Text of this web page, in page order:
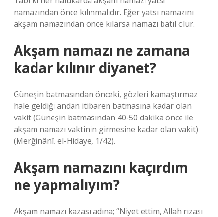
namazından önce kılınmalıdır. Eğer yatsı namazını
akşam namazından önce kılarsa namazı batıl olur.
Akşam namazı ne zamana
kadar kılınır diyanet?
Güneşin batmasından önceki, gözleri kamaştırmaz
hale geldiği andan itibaren batmasına kadar olan
vakit (Güneşin batmasından 40-50 dakika önce ile
akşam namazı vaktinin girmesine kadar olan vakit)
(Merğinânî, el-Hidaye, 1/42).
Akşam namazını kaçırdım
ne yapmalıyım?
Akşam namazı kazası adına; “Niyet ettim, Allah rızası